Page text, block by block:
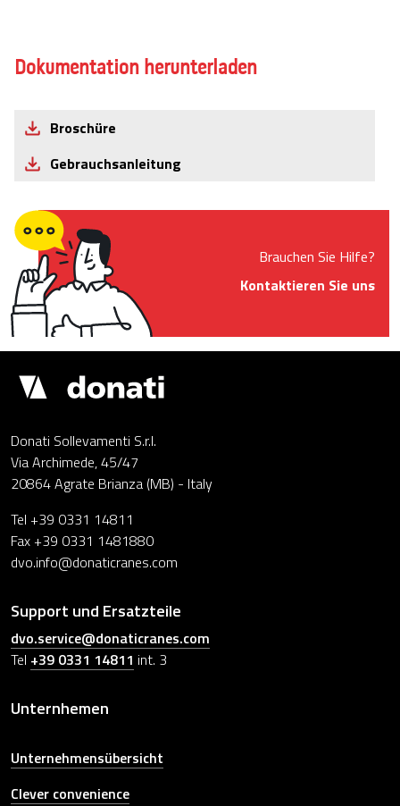
Dokumentation herunterladen
Broschüre
Gebrauchsanleitung
Brauchen Sie Hilfe?
Kontaktieren Sie uns
Demagcranes
Donati Sollevamenti S.r.l.
Via Archimede, 45/47
20864 Agrate Brianza (MB) - Italy
Tel +39 0331 14811
Fax +39 0331 1481880
dvo.info@donaticranes.com
Support und Ersatzteile
dvo.service@donaticranes.com
Tel +39 0331 14811 int. 3
Unternhemen
Unternehmensübersicht
Clever convenience